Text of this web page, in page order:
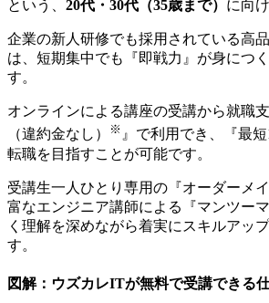
という、 20代・30代（35歳まで） に向
企業の新人研修でも採用されている高
は、短期集中でも『即戦力』が身につ
す。
オンラインによる講座の受講から就職
（違約金なし）
※ 』で利用でき、『最
転職を目指すことが可能です。
受講生一人ひとり専用の『オーダーメ
富なエンジニア講師による『マンツーマ
く理解を深めながら着実にスキルアップ
す。
図解：ウズカレITが無料で受講できる